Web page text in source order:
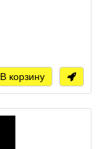
В корзину